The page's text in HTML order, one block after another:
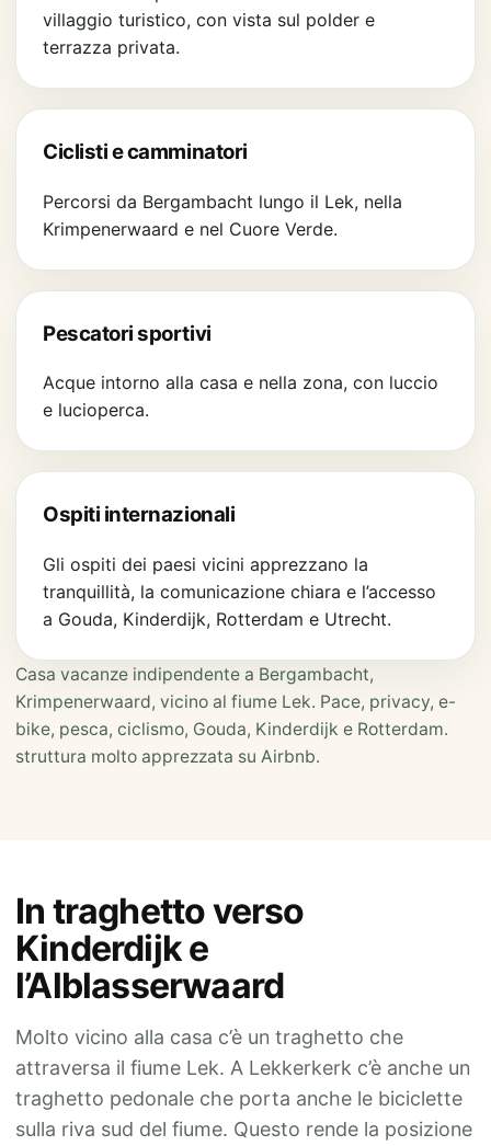
villaggio turistico, con vista sul polder e
terrazza privata.
Ciclisti e camminatori
Percorsi da Bergambacht lungo il Lek, nella
Krimpenerwaard e nel Cuore Verde.
Pescatori sportivi
Acque intorno alla casa e nella zona, con luccio
e lucioperca.
Ospiti internazionali
Gli ospiti dei paesi vicini apprezzano la
tranquillità, la comunicazione chiara e l’accesso
a Gouda, Kinderdijk, Rotterdam e Utrecht.
Casa vacanze indipendente a Bergambacht,
Krimpenerwaard, vicino al fiume Lek. Pace, privacy, e-
bike, pesca, ciclismo, Gouda, Kinderdijk e Rotterdam.
struttura molto apprezzata su Airbnb.
In traghetto verso
Kinderdijk e
l’Alblasserwaard
Molto vicino alla casa c’è un traghetto che
attraversa il fiume Lek. A Lekkerkerk c’è anche un
traghetto pedonale che porta anche le biciclette
sulla riva sud del fiume. Questo rende la posizione